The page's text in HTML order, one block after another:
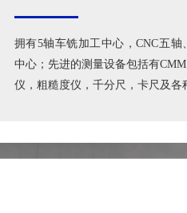
拥有5轴车铣加工中心，CNC五
中心；先进的测量设备包括有
仪，粗糙度仪，千分尺，卡尺及各